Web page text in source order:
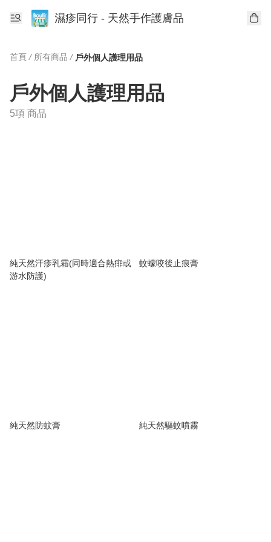
濕疹同行 - 天然手作護膚品
首頁 / 所有商品 / 戶外個人護理用品
戶外個人護理用品
5項 商品
純天然汗疹乳霜(同時適合熱痱或
游水防護)
蚊蠓咬後止痕膏
純天然防蚊膏 純天然驅蚊噴霧